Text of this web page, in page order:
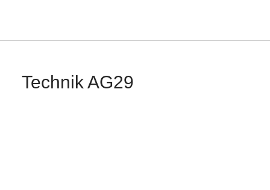
Technik AG29